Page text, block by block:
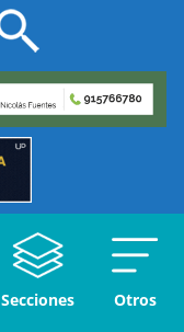
Secciones Otros